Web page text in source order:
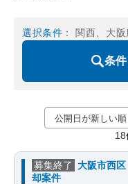
選択条件 ： 関西、大阪
条
18
募集終了
大阪市西
却案件